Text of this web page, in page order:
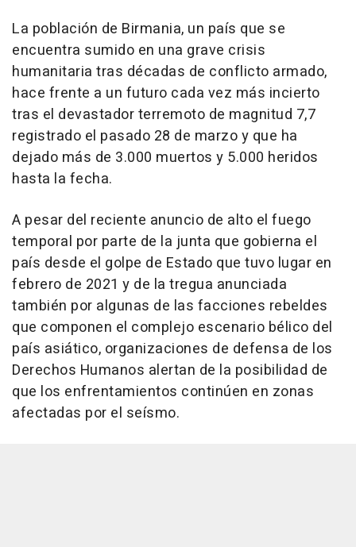
La población de Birmania, un país que se
encuentra sumido en una grave crisis
humanitaria tras décadas de conflicto armado,
hace frente a un futuro cada vez más incierto
tras el devastador terremoto de magnitud 7,7
registrado el pasado 28 de marzo y que ha
dejado más de 3.000 muertos y 5.000 heridos
hasta la fecha.
A pesar del reciente anuncio de alto el fuego
temporal por parte de la junta que gobierna el
país desde el golpe de Estado que tuvo lugar en
febrero de 2021 y de la tregua anunciada
también por algunas de las facciones rebeldes
que componen el complejo escenario bélico del
país asiático, organizaciones de defensa de los
Derechos Humanos alertan de la posibilidad de
que los enfrentamientos continúen en zonas
afectadas por el seísmo.